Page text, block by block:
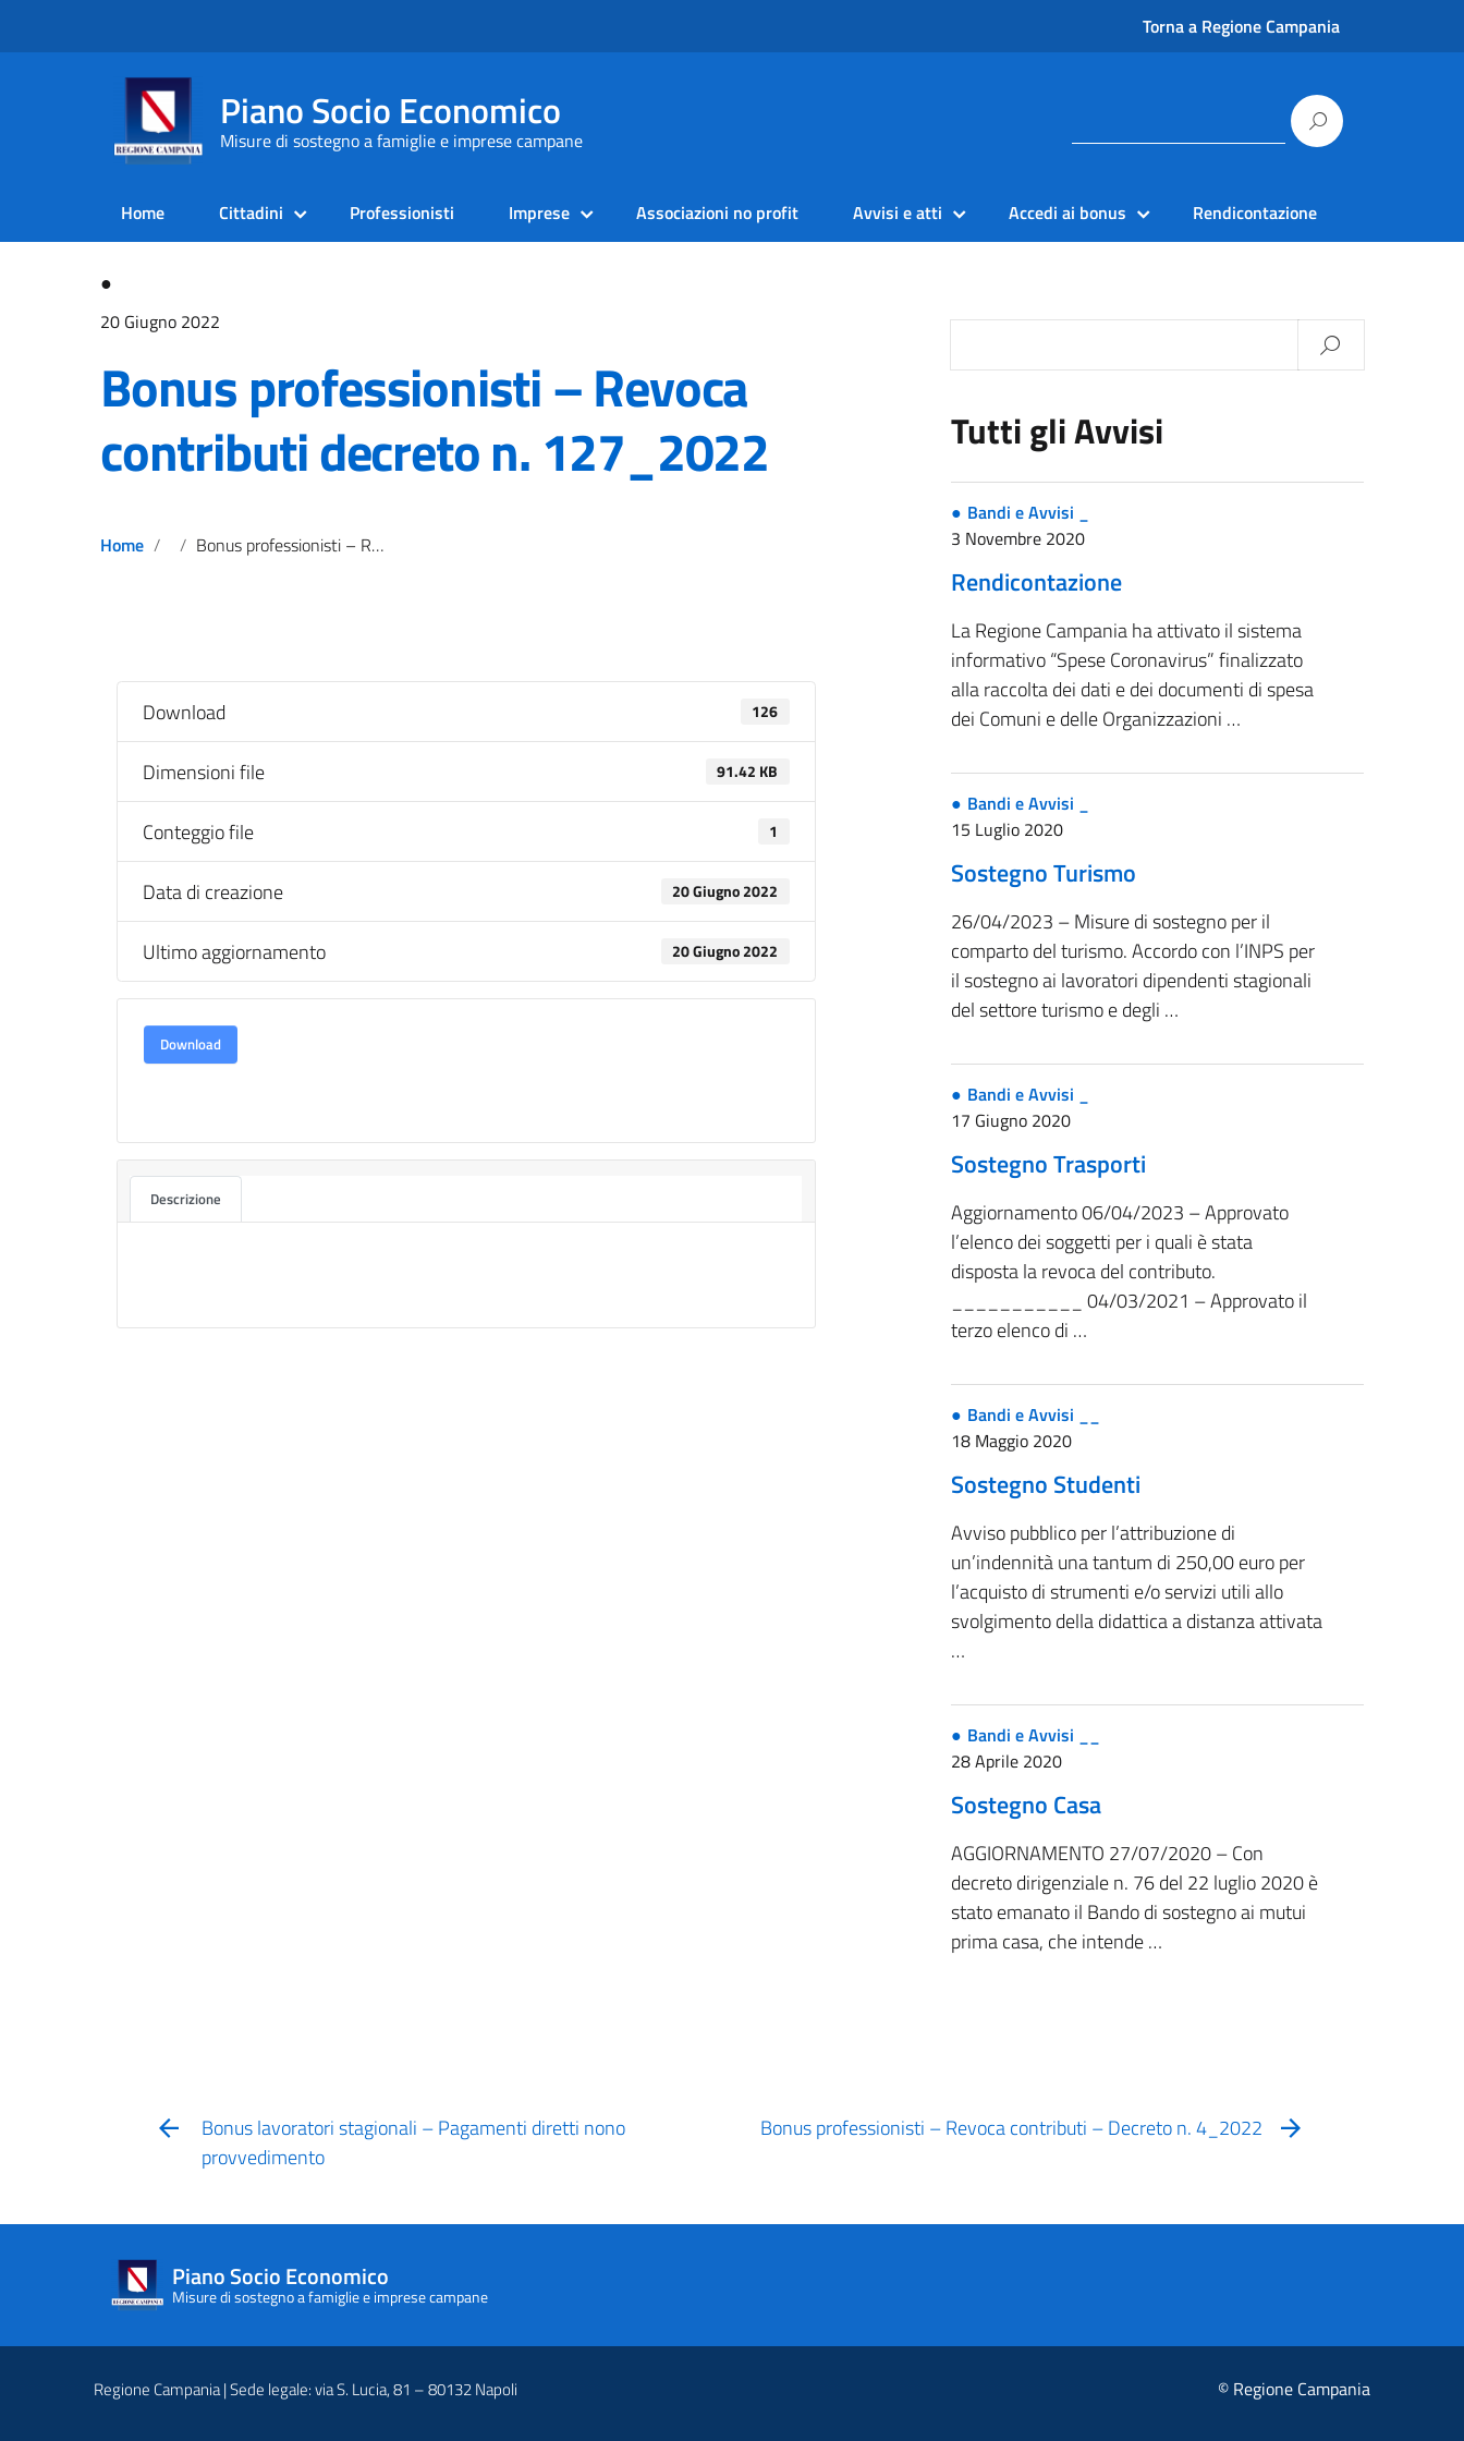
Torna a Regione Campania
Piano Socio Economico
Misure di sostegno a famiglie e imprese campane
Home Cittadini Professionisti Imprese Associazioni no profit Avvisi e atti Accedi ai bonus Rendicontazione
●
20 Giugno 2022
Bonus professionisti – Revoca
contributi decreto n. 127_2022
Home Bonus professionisti – Revoca contributi decreto n. 127_2022
Download 126
Dimensioni file 91.42 KB
Conteggio file 1
Data di creazione 20 Giugno 2022
Ultimo aggiornamento 20 Giugno 2022
Download
Descrizione
Tutti gli Avvisi
Bandi e Avvisi _
3 Novembre 2020
Rendicontazione
La Regione Campania ha attivato il sistema
informativo “Spese Coronavirus” finalizzato
alla raccolta dei dati e dei documenti di spesa
dei Comuni e delle Organizzazioni …
Bandi e Avvisi _
15 Luglio 2020
Sostegno Turismo
26/04/2023 – Misure di sostegno per il
comparto del turismo. Accordo con l’INPS per
il sostegno ai lavoratori dipendenti stagionali
del settore turismo e degli …
Bandi e Avvisi _
17 Giugno 2020
Sostegno Trasporti
Aggiornamento 06/04/2023 – Approvato
l’elenco dei soggetti per i quali è stata
disposta la revoca del contributo.
___________ 04/03/2021 – Approvato il
terzo elenco di …
Bandi e Avvisi __
18 Maggio 2020
Sostegno Studenti
Avviso pubblico per l’attribuzione di
un’indennità una tantum di 250,00 euro per
l’acquisto di strumenti e/o servizi utili allo
svolgimento della didattica a distanza attivata
…
Bandi e Avvisi __
28 Aprile 2020
Sostegno Casa
AGGIORNAMENTO 27/07/2020 – Con
decreto dirigenziale n. 76 del 22 luglio 2020 è
stato emanato il Bando di sostegno ai mutui
prima casa, che intende …
Bonus lavoratori stagionali – Pagamenti diretti nono
provvedimento
Bonus professionisti – Revoca contributi – Decreto n. 4_2022
Piano Socio Economico
Misure di sostegno a famiglie e imprese campane
Regione Campania | Sede legale: via S. Lucia, 81 – 80132 Napoli © Regione Campania